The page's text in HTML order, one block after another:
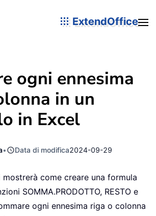
ExtendOffice
ogni ennesima
in un
in Excel
• Data di modifica2024-09-29
come creare una formula
SOMMA.PRODOTTO, RESTO e
ogni ennesima riga o colonna